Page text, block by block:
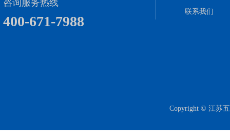
咨询服务热线
400-671-7988
联系我们
Copyright © 江苏